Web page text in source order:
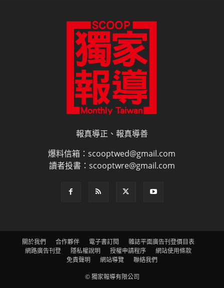
報真導正、報真導善
爆料信箱：scooptwed@gmail.com
讀者投書：scooptwre@gmail.com
關於我們 合作夥伴 電子書訂閱
雜誌平面廣告刊登價目表
網路廣告刊登
隱私權說明 授權申請程序
網站使用條款
免責聲明
網站導覽
聯絡我們
© 獨家報導有限公司